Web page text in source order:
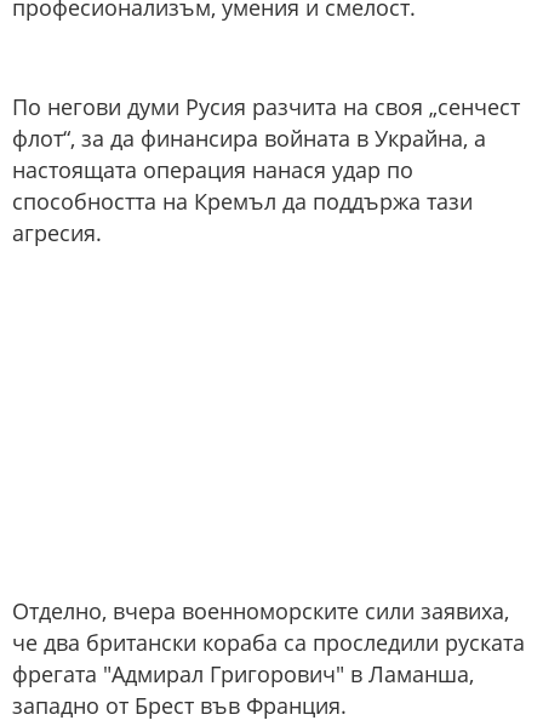
професионализъм, умения и смелост.
По негови думи Русия разчита на своя „сенчест
флот“, за да финансира войната в Украйна, а
настоящата операция нанася удар по
способността на Кремъл да поддържа тази
агресия.
Отделно, вчера военноморските сили заявиха,
че два британски кораба са проследили руската
фрегата "Адмирал Григорович" в Ламанша,
западно от Брест във Франция.